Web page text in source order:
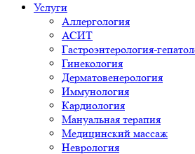
Услуги
Аллергология
АСИТ
Гастроэнтерология-
Гинекология
Дерматовенерология
Иммунология
Кардиология
Мануальная терапия
Медицинский массаж
Неврология